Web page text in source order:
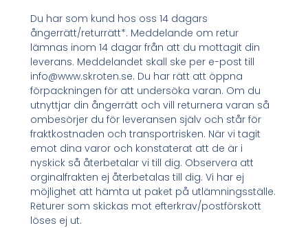
Du har som kund hos oss 14 dagars
ångerrätt/returrätt*. Meddelande om retur
lämnas inom 14 dagar från att du mottagit din
leverans. Meddelandet skall ske per e-post till
info@www.skroten.se. Du har rätt att öppna
förpackningen för att undersöka varan. Om du
utnyttjar din ångerrätt och vill returnera varan så
ombesörjer du för leveransen själv och står för
fraktkostnaden och transportrisken. När vi tagit
emot dina varor och konstaterat att de är i
nyskick så återbetalar vi till dig. Observera att
orginalfrakten ej återbetalas till dig. Vi har ej
möjlighet att hämta ut paket på utlämningsställe.
Returer som skickas mot efterkrav/postförskott
löses ej ut.